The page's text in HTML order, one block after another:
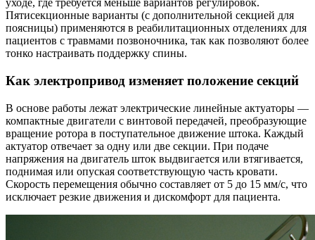
уходе, где требуется меньше вариантов регулировок.
Пятисекционные варианты (с дополнительной секцией для
поясницы) применяются в реабилитационных отделениях для
пациентов с травмами позвоночника, так как позволяют более
тонко настраивать поддержку спины.
Как электропривод изменяет положение секций
В основе работы лежат электрические линейные актуаторы —
компактные двигатели с винтовой передачей, преобразующие
вращение ротора в поступательное движение штока. Каждый
актуатор отвечает за одну или две секции. При подаче
напряжения на двигатель шток выдвигается или втягивается,
поднимая или опуская соответствующую часть кровати.
Скорость перемещения обычно составляет от 5 до 15 мм/с, что
исключает резкие движения и дискомфорт для пациента.